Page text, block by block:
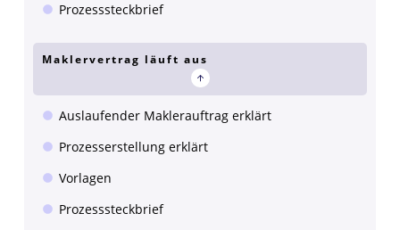
Prozesssteckbrief
Maklervertrag läuft aus
Auslaufender Maklerauftrag erklärt
Prozesserstellung erklärt
Vorlagen
Prozesssteckbrief